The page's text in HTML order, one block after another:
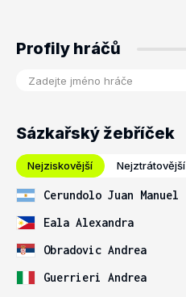
Profily hráčů
Sázkařský žebříček
Nejziskovější Nejztrátovější
Cerundolo Juan Manuel
Eala Alexandra
Obradovic Andrea
Guerrieri Andrea